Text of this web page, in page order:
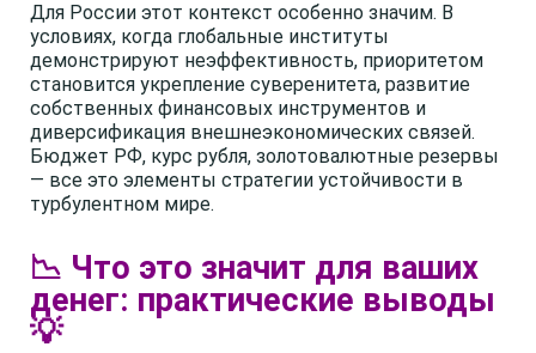
Для России этот контекст особенно значим. В
условиях, когда глобальные институты
демонстрируют неэффективность, приоритетом
становится укрепление суверенитета, развитие
собственных финансовых инструментов и
диверсификация внешнеэкономических связей.
Бюджет РФ, курс рубля, золотовалютные резервы
— все это элементы стратегии устойчивости в
турбулентном мире.
📉 Что это значит для ваших
денег: практические выводы
💡